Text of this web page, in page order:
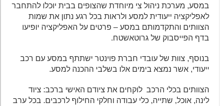
במסע, מערכת ניהול צי מיוחדת שהצופים בבית יוכלו להתחבר
לאפליקציה ייעודית למסע ולראות בכל רגע נתון את שמות
הצוותים והתקדמותם במסע – פרטים על האפליקציה יופיעו
בדף הפייסבוק של גרוטאשטח.
בנוסף, צוות של עובדי חברת פוינטר ישתתף במסע עם רכב
ייעודי, אשר נמצא בימים אלו בשלבי ההכנה למסע.
הצוותים בכלי הרכב לוקחים את ציודם האישי ברכב: ציוד
לינה, אוכל, שתייה, כלי עבודה וחלקי החילוף לרכבים. בכל ערב